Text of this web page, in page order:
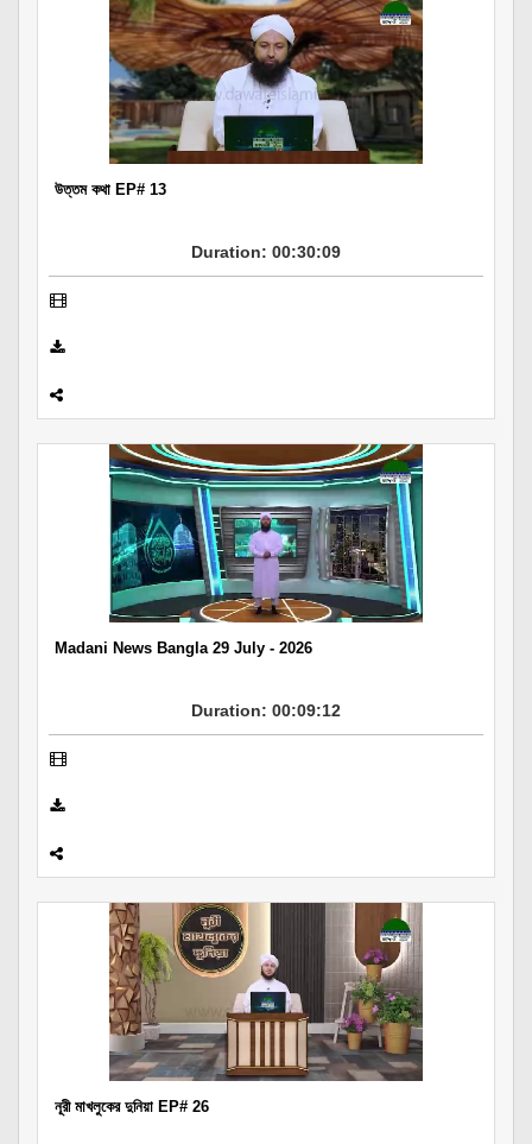
উত্তম কথা EP# 13
Duration: 00:30:09
Madani News Bangla 29 July - 2026
Duration: 00:09:12
নূরী মাখলুকের দুনিয়া EP# 26